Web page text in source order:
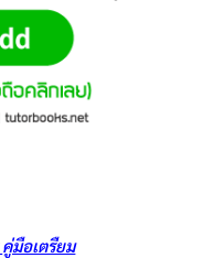
คู่มือเตรืยม